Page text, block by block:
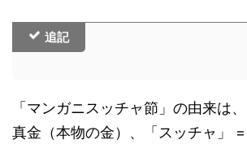
追記
「マンガニスッチャ節」の由来は
真金（本物の金）、「スッチャ」